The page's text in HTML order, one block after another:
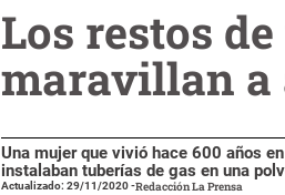
Los restos
maravillan a
Una mujer que vivió hace 600 años
instalaban tuberías de gas en una
Actualizado: 29/11/2020-Redacción La Prensa